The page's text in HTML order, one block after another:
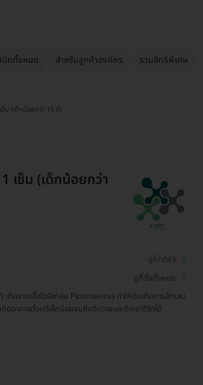
กทั้งหมด สำหรับลูกค้าองค์กร รวมสิทธิพิเศษ
ข็ม (เด็กน้อยกว่า 15 ปี)
เข็ม (เด็กน้อยกว่า
ดูโปรไฟล์
ดูที่ตั้งทั้งหมด
เกิดจากเชื้อไวรัสกลุ่ม Picornavirus ทำให้ตับเกิดการอักเสบ
ดอาการตั้งแต่เล็กน้อยจนถึงตับวายและถึงแก่ชีวิตได้